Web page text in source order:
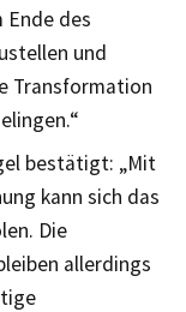
Ende des
und
Transformation
bestätigt: „Mit
kann sich das
Die
allerdings